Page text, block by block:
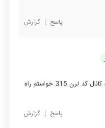
پاسخ | گزارش
دیتاشیت ندارع؟ من با یه ریموت 4 کانال کد لرن 315 خواستم راه
پاسخ | گزارش